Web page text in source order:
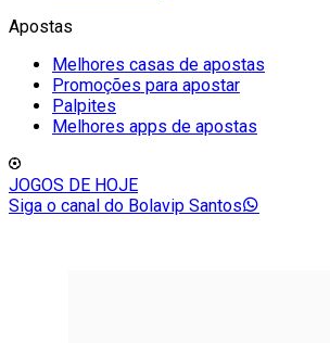
Apostas
Melhores casas de apostas
Promoções para apostar
Palpites
Melhores apps de apostas
JOGOS DE HOJE
Siga o canal do Bolavip Santos